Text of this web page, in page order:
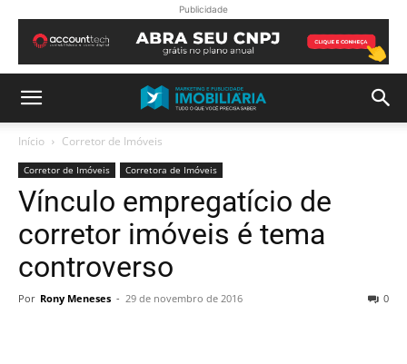
Publicidade
Início Corretor de Imóveis
Corretor de Imóveis Corretora de Imóveis
Vínculo empregatício de
corretor imóveis é tema
controverso
Por Rony Meneses - 29 de novembro de 2016 0